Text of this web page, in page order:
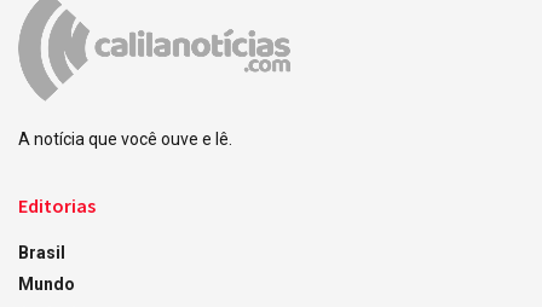
A notícia que você ouve e lê.
Editorias
Brasil
Mundo